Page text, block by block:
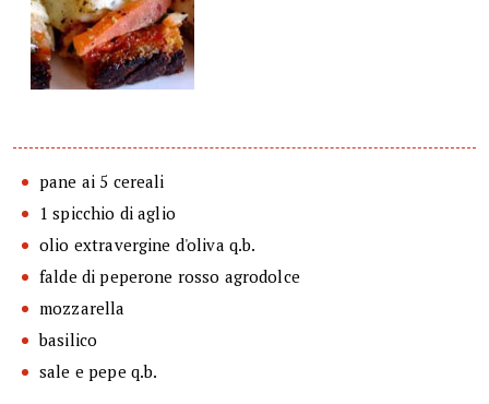
pane ai 5 cereali
1 spicchio di aglio
olio extravergine d'oliva q.b.
falde di peperone rosso agrodolce
mozzarella
basilico
sale e pepe q.b.